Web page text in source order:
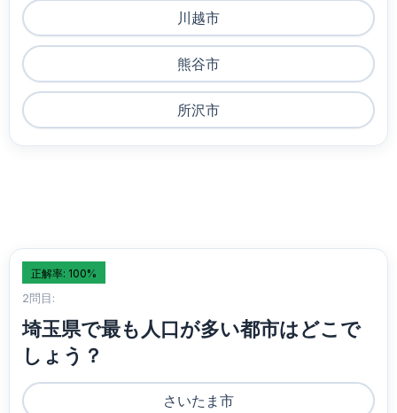
川越市
熊谷市
所沢市
正解率: 100%
2問目:
埼玉県で最も人口が多い都市はどこで
しょう？
さいたま市